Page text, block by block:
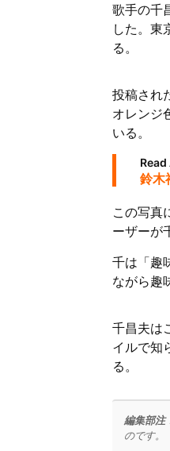
歌手の千
した。東
る。
投稿され
オレンジ
いる。
鈴木
この写真
ーザーが
千は「趣
ながら趣
千昌夫は
イルで知
る。
編集部注
のです。